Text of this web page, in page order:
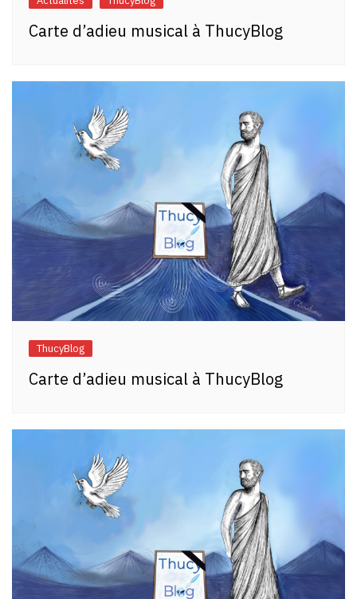
Carte d’adieu musical à ThucyBlog
ThucyBlog
Carte d’adieu musical à ThucyBlog